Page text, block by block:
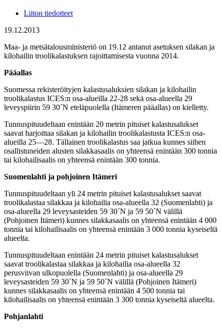
Liiton tiedotteet
19.12.2013
Maa- ja metsätalousministeriö on 19.12 antanut asetuksen silakan ja
kilohailin troolikalastuksen rajoittamisesta vuonna 2014.
Pääallas
Suomessa rekisteröityjen kalastusaluksien silakan ja kilohailin
troolikalastus ICES:n osa-alueilla 22-28 sekä osa-alueella 29
leveyspiirin 59 30´N eteläpuolella (Itämeren pääallas) on kielletty.
Tunnuspituudeltaan enintään 20 metrin pituiset kalastusalukset
saavat harjoittaa silakan ja kilohailin troolikalastusta ICES:n osa-
alueilla 25―28. Tällainen troolikalastus saa jatkua kunnes siihen
osallistuneiden alusten silakkasaalis on yhteensä enintään 300 tonnia
tai kilohailisaalis on yhteensä enintään 300 tonnia.
Suomenlahti ja pohjoinen Itämeri
Tunnuspituudeltaan yli 24 metrin pituiset kalastusalukset saavat
troolikalastaa silakkaa ja kilohailia osa-alueella 32 (Suomenlahti) ja
osa-alueella 29 leveysasteiden 59 30´N ja 59 50´N välillä
(Pohjoinen Itämeri) kunnes silakkasaalis on yhteensä enintään 4 000
tonnia tai kilohailisaalis on yhteensä enintään 3 000 tonnia kyseiseltä
alueelta.
Tunnuspituudeltaan enintään 24 metrin pituiset kalastusalukset
saavat troolikalastaa silakkaa ja kilohailia osa-alueella 32
perusviivan ulkopuolella (Suomenlahti) ja osa-alueella 29
leveysasteiden 59 30´N ja 59 50´N välillä (Pohjoinen Itämeri)
kunnes silakkasaalis on yhteensä enintään 4 500 tonnia tai
kilohailisaalis on yhteensä enintään 3 300 tonnia kyseiseltä alueelta.
Pohjanlahti